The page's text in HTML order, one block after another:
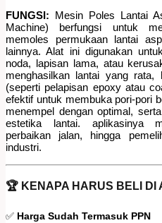
FUNGSI: Mesin Poles Lantai
Machine) berfungsi untuk
memoles permukaan lantai
lainnya. Alat ini digunakan
noda, lapisan lama, atau
menghasilkan lantai yang
(seperti pelapisan epoxy atau
efektif untuk membuka pori-pori
menempel dengan optimal,
estetika lantai. aplikasinya
perbaikan jalan, hingga
industri.
🏆 KENAPA HARUS BELI DI
✅ Harga Sudah Termasuk PPN